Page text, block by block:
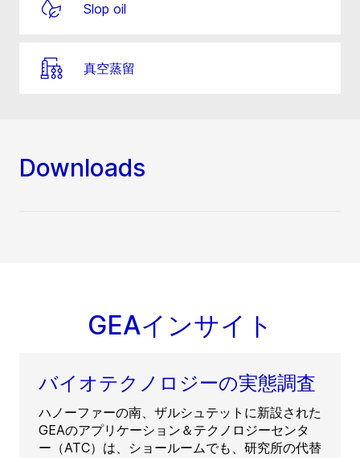
Slop oil
真空蒸留
Downloads
GEAインサイト
バイオテクノロジーの実態調査
ハノーファーの南、ザルシュテットに新設された
GEAのアプリケーション＆テクノロジーセンタ
ー（ATC）は、ショールームでも、研究所の代替